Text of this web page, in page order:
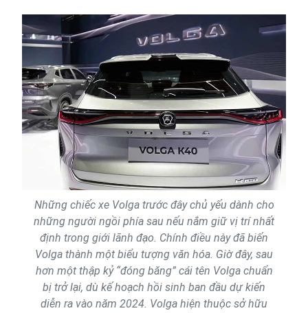
Những chiếc xe Volga trước đây chủ yếu dành cho
những người ngồi phía sau nếu nắm giữ vị trí nhất
định trong giới lãnh đạo. Chính điều này đã biến
Volga thành một biểu tượng văn hóa. Giờ đây, sau
hơn một thập kỷ “đóng băng” cái tên Volga chuẩn
bị trở lại, dù kế hoạch hồi sinh ban đầu dự kiến
diễn ra vào năm 2024. Volga hiện thuộc sở hữu